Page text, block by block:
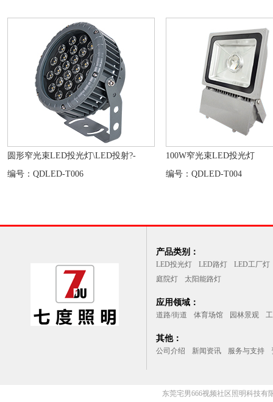
圆形窄光束LED投光灯\LED投射?-
编号：QDLED-T006
100W窄光束LED投光灯
编号：QDLED-T004
产品类别：
LED投光灯 LED路灯
LED工厂灯
庭院灯
太阳能路灯
应用领域：
道路/街道 体育场馆 园林景观
其他：
公司介绍 新闻资讯 服务与支持
东莞宅男666视频社区照明科技有